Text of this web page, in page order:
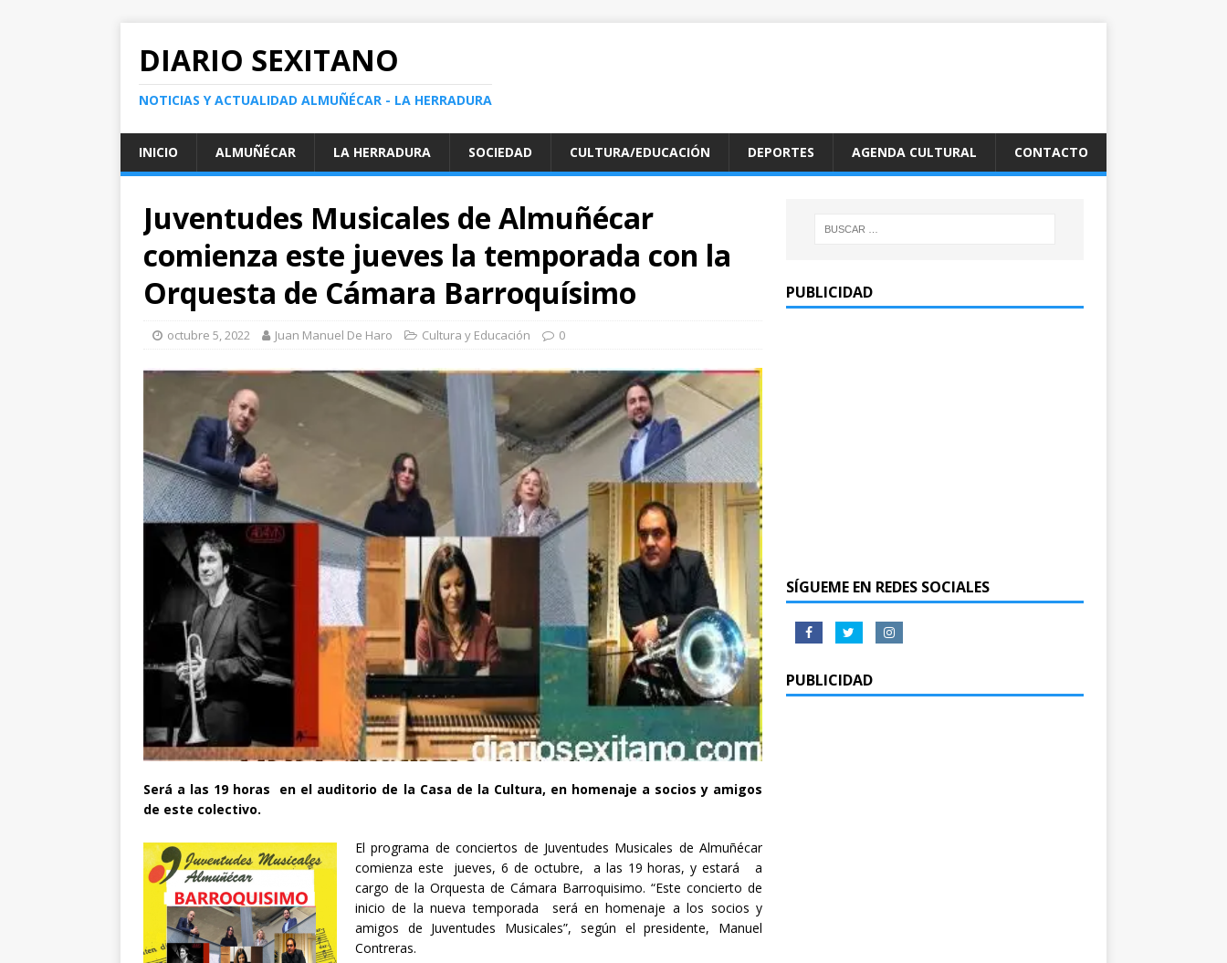
DIARIO SEXITANO
NOTICIAS Y ACTUALIDAD ALMUÑÉCAR - LA HERRADURA
INICIO ALMUÑÉCAR LA HERRADURA SOCIEDAD CULTURA/EDUCACIÓN DEPORTES AGENDA CULTURAL CONTACTO
Juventudes Musicales de Almuñécar
comienza este jueves la temporada con la
Orquesta de Cámara Barroquísimo
octubre 5, 2022 Juan Manuel De Haro Cultura y Educación 0
Será a las 19 horas en el auditorio de la Casa de la Cultura, en homenaje a socios y amigos
de este colectivo.
El programa de conciertos de Juventudes Musicales de Almuñécar
comienza este jueves, 6 de octubre, a las 19 horas, y estará a
cargo de la Orquesta de Cámara Barroquisimo. “Este concierto de
inicio de la nueva temporada será en homenaje a los socios y
amigos de Juventudes Musicales”, según el presidente, Manuel
Contreras.
PUBLICIDAD
SÍGUEME EN REDES SOCIALES
PUBLICIDAD